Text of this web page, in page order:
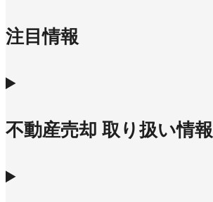
注目情報
不動産売却 取り扱い情報